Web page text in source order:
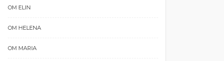
OM ELIN
OM HELENA
OM MARIA